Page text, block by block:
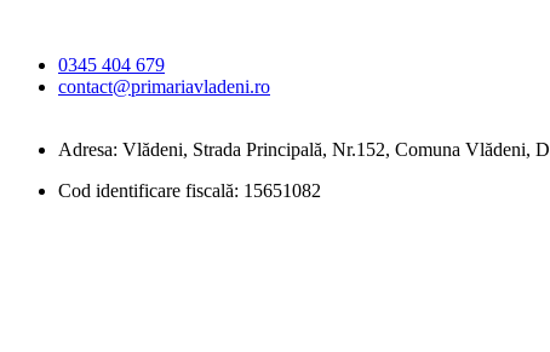
0345 404 679
contact@primariavladeni.ro
Adresa: Vlădeni, Strada Principală, Nr.152, Comuna Vlădeni,
Cod identificare fiscală: 15651082